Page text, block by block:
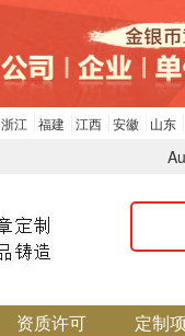
浙江 福建 江西 安徽 山东
资质许可 定制